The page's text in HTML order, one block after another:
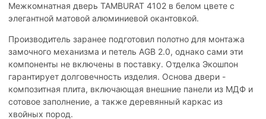
Межкомнатная дверь TAMBURAT 4102 в белом цвете с
элегантной матовой алюминиевой окантовкой.
Производитель заранее подготовил полотно для монтажа
замочного механизма и петель AGB 2.0, однако сами эти
компоненты не включены в поставку. Отделка Экошпон
гарантирует долговечность изделия. Основа двери -
композитная плита, включающая внешние панели из МДФ и
сотовое заполнение, а также деревянный каркас из
хвойных пород.